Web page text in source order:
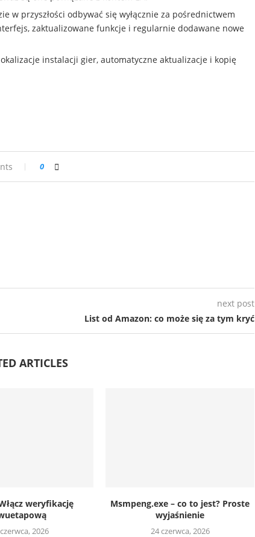
w przyszłości odbywać się wyłącznie za pośrednictwem
zaktualizowane funkcje i regularnie dodawane nowe
instalacji gier, automatyczne aktualizacje i kopię
0
next post
List od Amazon: co może się za tym kryć
ARTICLES
weryfikację
2026
Msmpeng.exe – co to jest? Proste
wyjaśnienie
24 czerwca, 2026